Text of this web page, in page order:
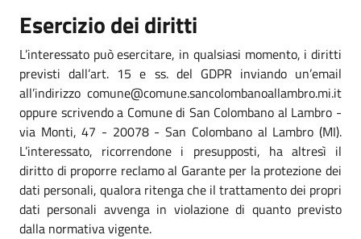
Esercizio dei diritti
L’interessato può esercitare, in qualsiasi momento, i diritti
previsti dall’art. 15 e ss. del GDPR inviando un’email
all’indirizzo comune@comune.sancolombanoallambro.mi.it
oppure scrivendo a Comune di San Colombano al Lambro -
via Monti, 47 - 20078 - San Colombano al Lambro (MI).
L’interessato, ricorrendone i presupposti, ha altresì il
diritto di proporre reclamo al Garante per la protezione dei
dati personali, qualora ritenga che il trattamento dei propri
dati personali avvenga in violazione di quanto previsto
dalla normativa vigente.